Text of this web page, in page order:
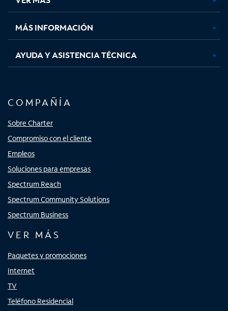
pestaña
nueva
pestaña
nueva
pestaña
nuevanueva
MÁS INFORMACIÓN
AYUDA Y ASISTENCIA TÉCNICA
COMPAÑÍA
Sobre Charter
Compromiso con el cliente
Empleos
Soluciones para empresas
Spectrum Reach
Spectrum Community Solutions
Spectrum Business
VER MÁS
Paquetes y promociones
Internet
TV
Teléfono Residencial